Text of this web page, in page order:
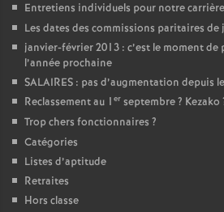
Entretiens individuels pour notre carrière
Les dates des commissions paritaires
janvier-février 2013 : c’est le moment de
l’année prochaine
SALAIRES : pas d’augmentation depuis
Reclassement au 1 er septembre? Kezako
Trop chers fonctionnaires ?
Catégories
Listes d’aptitude
Retraites
Hors classe